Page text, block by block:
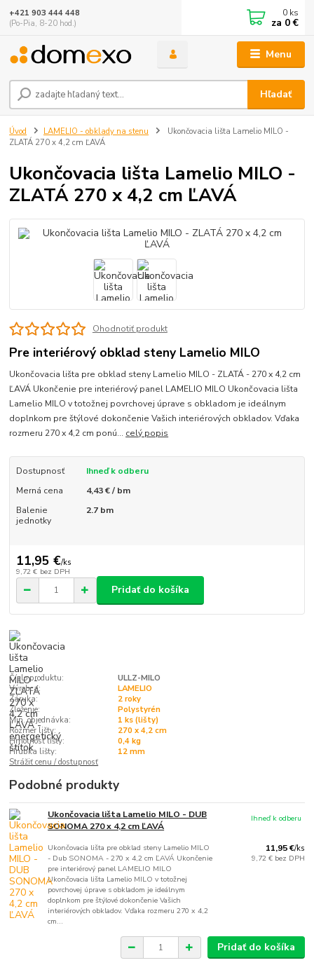
Menu
Hľadať
+421 903 444 448
(Po-Pia, 8-20 hod.)
0 ks
za 0 €
Úvod LAMELIO - obklady na stenu
Ukončovacia lišta Lamelio MILO -
ZLATÁ 270 x 4,2 cm ĽAVÁ
Ukončovacia lišta Lamelio MILO -
ZLATÁ 270 x 4,2 cm ĽAVÁ
Ohodnotiť produkt
Pre interiérový obklad steny Lamelio MILO
Ukončovacia lišta pre obklad steny Lamelio MILO - ZLATÁ - 270 x 4,2 cm
ĽAVÁ Ukončenie pre interiérový panel LAMELIO MILO Ukončovacia lišta
Lamelio MILO v totožnej povrchovej úprave s obkladom je ideálnym
doplnkom pre štýlové dokončenie Vašich interiérových obkladov. Vďaka
rozmeru 270 x 4,2 cm ponú... celý popis
Dostupnosť
Ihneď k odberu
Merná cena
4,43 € / bm
Balenie
jednotky
2.7 bm
11,95 €/ks
9,72 € bez DPH
Pridať do košíka
Číslo produktu:
ULLZ-MILO
Výrobca:
LAMELIO
Záruka:
2 roky
Zloženie:
Polystyrén
Min. objednávka:
1 ks (lišty)
Rozmer lišty:
270 x 4,2 cm
Hmotnosť lišty:
0,4 kg
Hrúbka lišty:
12 mm
Strážiť cenu / dostupnosť
Podobné produkty
Ukončovacia lišta Lamelio MILO - DUB
SONOMA 270 x 4,2 cm ĽAVÁ
Ukončovacia lišta pre obklad steny Lamelio MILO
- Dub SONOMA - 270 x 4,2 cm ĽAVÁ Ukončenie
pre interiérový panel LAMELIO MILO
Ukončovacia lišta Lamelio MILO v totožnej
povrchovej úprave s obkladom je ideálnym
doplnkom pre štýlové dokončenie Vašich
interiérových obkladov. Vďaka rozmeru 270 x 4,2
cm...
11,95 €/ks
9,72 € bez DPH
Ihneď k odberu
Pridať do košíka